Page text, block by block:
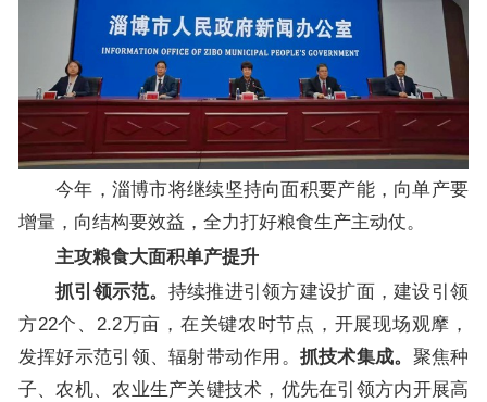
今年，淄博市将继续坚持向面积要产能，向单产要
增量，向结构要效益，全力打好粮食生产主动仗。
主攻粮食大面积单产提升
抓引领示范。 持续推进引领方建设扩面，建设引领
方22个、2.2万亩，在关键农时节点，开展现场观摩，
发挥好示范引领、辐射带动作用。 抓技术集成。 聚焦种
子、农机、农业生产关键技术，优先在引领方内开展高